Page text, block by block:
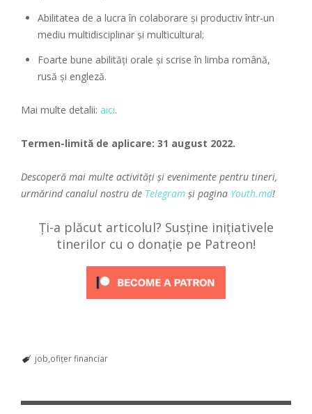
Abilitatea de a lucra în colaborare și productiv într-un
mediu multidisciplinar și multicultural;
Foarte bune abilități orale și scrise în limba română,
rusă și engleză.
Mai multe detalii: aici.
Termen-limită de aplicare: 31 august 2022.
Descoperă mai multe activități și evenimente pentru tineri,
urmărind canalul nostru de Telegram și pagina Youth.md!
Ți-a plăcut articolul? Susține inițiativele
tinerilor cu o donație pe Patreon!
job ofițer financiar